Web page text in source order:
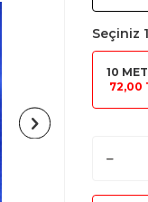
Seçiniz
10
72,00